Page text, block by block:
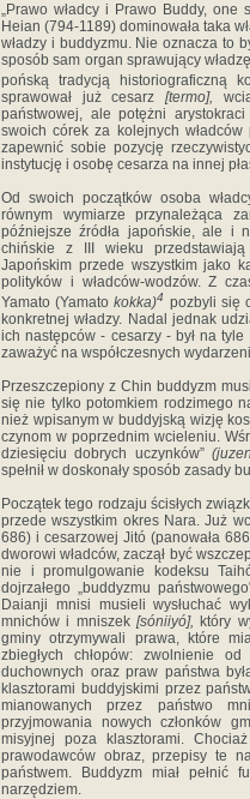
„Prawo władcy i Prawo Buddy, one
Heian (794-1189) dominowała taka
władzy i buddyzmu. Nie oznacza to
sposób sam organ sprawujący
pońską tradycją historiograficzną
sprawował już cesarz[termo],
państwowej, ale potężni
swoich córek za kolejnych
zapewnić sobie pozycję
instytucję i osobę cesarza na innej
Od swoich początków osoba
równym wymiarze przynależąca
późniejsze źródła japońskie, ale i
chińskie z III wieku
Japońskim przede wszyst­kim jako
polityków i władców-wodzów. Z
Yamato (Yamatokokka)4 pozbyli się
konkret­nej władzy. Nadal jednak
ich następców - cesarzy - był na
zaważyć na współczesnych
Przeszczepiony z Chin buddyzm
się nie tylko potomkiem ro­dzimego
nież wpisanym w buddyjską wizję
czynom w poprzednim wcieleniu.
dziesięciu dobrych uczynków”
spełnił w doskonały sposób zasady
Początek tego rodzaju ścisłych
przede wszystkim okres Nara. Już
686) i cesarzowej Jitó (panowała
dworowi władców, zaczął być
nie i promulgowanie kodeksu
dojrzałego „buddyzmu
Daianji mnisi musieli wysłuchać
mnichów i mniszek[sóniiyó], który
gminy otrzy­mywali prawa, które
zbiegłych chłopów: zwolnienie
duchownych oraz praw pań­stwa
klasztorami buddyjskimi przez
mianowanych przez państwo
przyjmowania nowych członków
misyjnej poza klasztorami.
prawodawców obraz, prze­pisy te
państwem. Buddyzm miał pełnić
narzędziem.